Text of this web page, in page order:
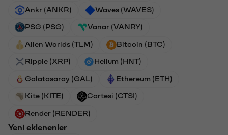
Ankr (ANKR) Waves (WAVES)
PSG (PSG) Vanar (VANRY)
Alien Worlds (TLM) Bitcoin (BTC)
Ripple (XRP) Helium (HNT)
Galatasaray (GAL) Ethereum (ETH)
Kite (KITE) Cartesi (CTSI)
Render (RENDER)
Yeni eklenenler